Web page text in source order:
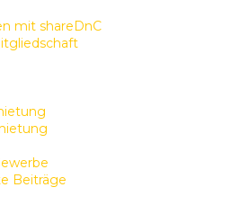
mit shareDnC
Beiträge